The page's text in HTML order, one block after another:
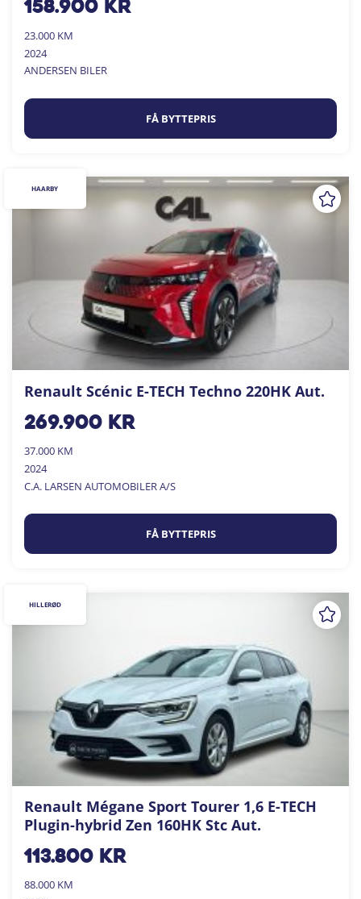
158.900kr
23.000 KM
2024
ANDERSEN BILER
FÅ BYTTEPRIS
Renault Scénic E-TECH Techno 220HK Aut.
269.900kr
37.000 KM
2024
C.A. LARSEN AUTOMOBILER A/S
FÅ BYTTEPRIS
HAARBY
Renault Mégane Sport Tourer 1,6 E-TECH
Plugin-hybrid Zen 160HK Stc Aut.
113.800kr
88.000 KM
HILLERØD